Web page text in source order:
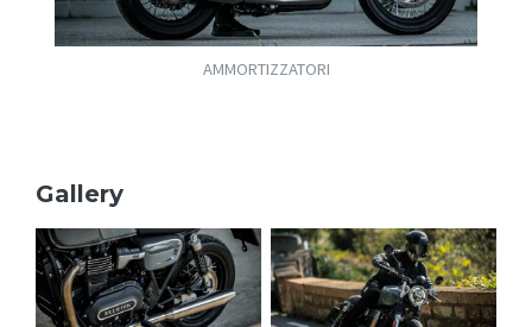
AMMORTIZZATORI
Gallery